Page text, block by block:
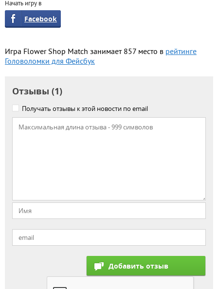
Начать игру в
Facebook
Игра Flower Shop Match занимает 857 место в рейтинге
Головоломки для Фейсбук
Отзывы (1)
Получать отзывы к этой новости по email